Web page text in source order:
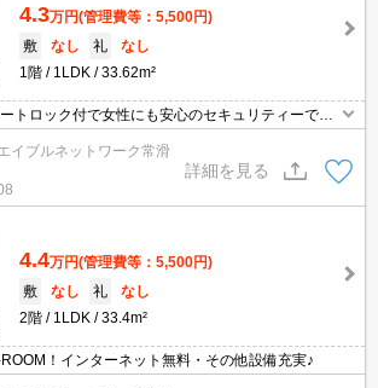
4.3万円(管理費等：5,500円)
敷
なし 礼
なし
1階
1LDK 33.62m²
トロック付で女性にも安心のセキュリティーで
イブルネットワーク常滑
詳細を見る
4.4万円(管理費等：5,500円)
敷
なし 礼
なし
2階
1LDK 33.4m²
！インターネット無料・その他設備充実♪